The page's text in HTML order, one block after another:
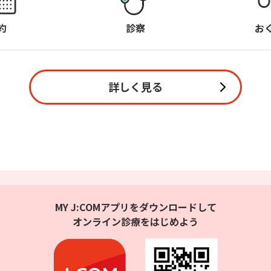
診察 お
詳しく見る
MY J:COMアプリをダウンロードして
オンライン診療をはじめよう